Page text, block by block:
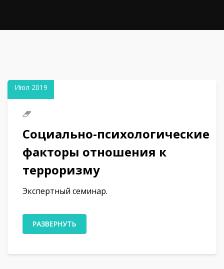
Июл 2019
Социально-психологические
факторы отношения к
терроризму
Экспертный семинар.
РАЗВЕРНУТЬ